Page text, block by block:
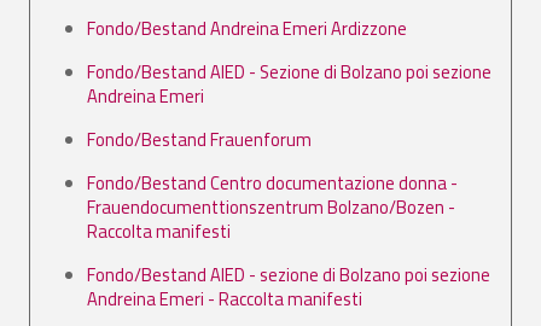
Fondo/Bestand Andreina Emeri Ardizzone
Fondo/Bestand AIED - Sezione di Bolzano poi sezione
Andreina Emeri
Fondo/Bestand Frauenforum
Fondo/Bestand Centro documentazione donna -
Frauendocumenttionszentrum Bolzano/Bozen -
Raccolta manifesti
Fondo/Bestand AIED - sezione di Bolzano poi sezione
Andreina Emeri - Raccolta manifesti